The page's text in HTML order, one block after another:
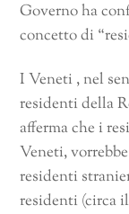
Governo ha
concetto di
I Veneti , nel
residenti della
afferma che i
Veneti,
residenti
residenti (circa